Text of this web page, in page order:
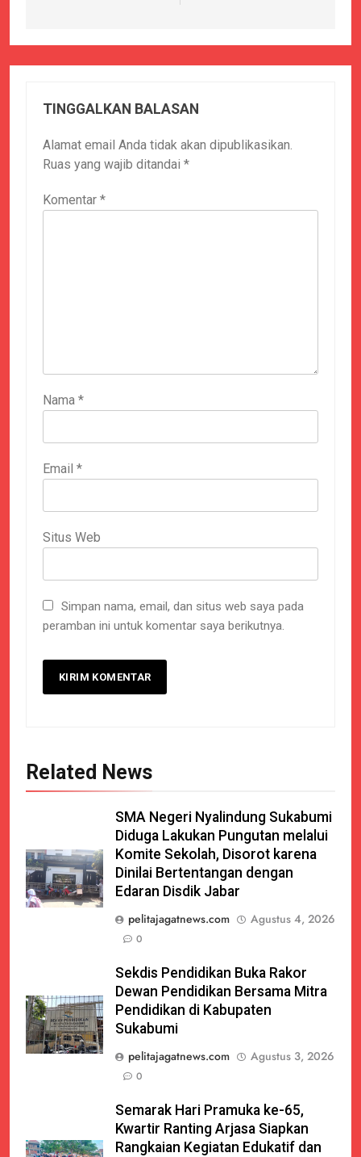
TINGGALKAN BALASAN
Alamat email Anda tidak akan dipublikasikan.
Ruas yang wajib ditandai *
Komentar *
Nama *
Email *
Situs Web
Simpan nama, email, dan situs web saya pada
peramban ini untuk komentar saya berikutnya.
Related News
SMA Negeri Nyalindung Sukabumi
Diduga Lakukan Pungutan melalui
Komite Sekolah, Disorot karena
Dinilai Bertentangan dengan
Edaran Disdik Jabar
pelitajagatnews.com
Agustus 4, 2026
0
Sekdis Pendidikan Buka Rakor
Dewan Pendidikan Bersama Mitra
Pendidikan di Kabupaten
Sukabumi
pelitajagatnews.com
Agustus 3, 2026
0
Semarak Hari Pramuka ke-65,
Kwartir Ranting Arjasa Siapkan
Rangkaian Kegiatan Edukatif dan